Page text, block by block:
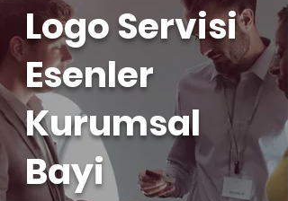
Logo Servisi
Esenler
Kurumsal
Bayi